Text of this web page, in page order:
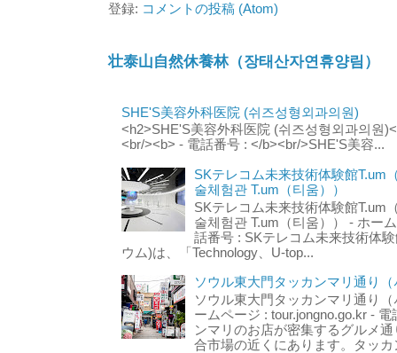
登録: コメントの投稿 (Atom)
壮泰山自然休養林（장태산자연휴양림）
SHE'S美容外科医院 (쉬즈성형외과의원)
<h2>SHE'S美容外科医院 (쉬즈성형외과의원
<br/><b> - 電話番号 : </b><br/>SHE'S美容...
SKテレコム未来技術体験館T.um
술체험관 T.um（티움））
SKテレコム未来技術体験館T.um
술체험관 T.um（티움）） - ホー
話番号 : SKテレコム未来技術体
ウム)は、「Technology、U-top...
ソウル東大門タッカンマリ通り
ソウル東大門タッカンマリ通り
ームページ : tour.jongno.go.kr -
ンマリのお店が密集するグルメ
合市場の近くにあります。タッ